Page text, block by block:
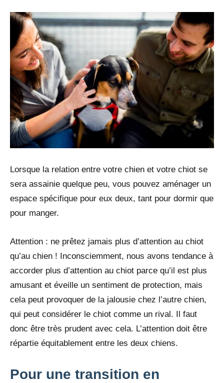
Lorsque la relation entre votre chien et votre chiot se
sera assainie quelque peu, vous pouvez aménager un
espace spécifique pour eux deux, tant pour dormir que
pour manger.
Attention : ne prêtez jamais plus d’attention au chiot
qu’au chien ! Inconsciemment, nous avons tendance à
accorder plus d’attention au chiot parce qu’il est plus
amusant et éveille un sentiment de protection, mais
cela peut provoquer de la jalousie chez l’autre chien,
qui peut considérer le chiot comme un rival. Il faut
donc être très prudent avec cela. L’attention doit être
répartie équitablement entre les deux chiens.
Pour une transition en